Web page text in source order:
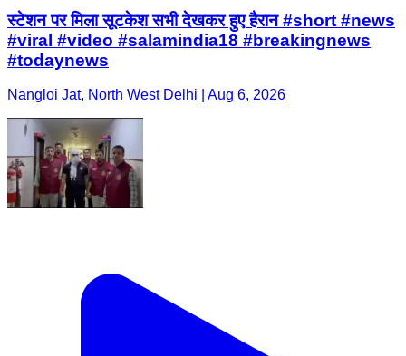
स्टेशन पर मिला सूटकेश सभी देखकर हुए हैरान #short #news
#viral #video #salamindia18 #breakingnews
#todaynews
Nangloi Jat, North West Delhi | Aug 6, 2026